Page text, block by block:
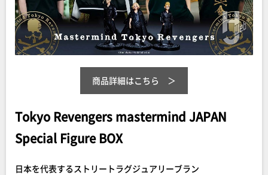
商品詳細はこちら
Tokyo Revengers mastermind JAPAN
Special Figure BOX
日本を代表するストリートラグジュアリーブラン